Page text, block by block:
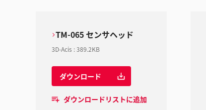
TM-065 センサヘッド
3D-Acis :389.2KB
ダウンロード
ダウンロードリストに追加